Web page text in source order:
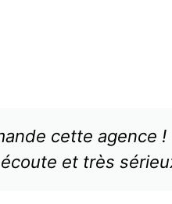
cette agence !
et très